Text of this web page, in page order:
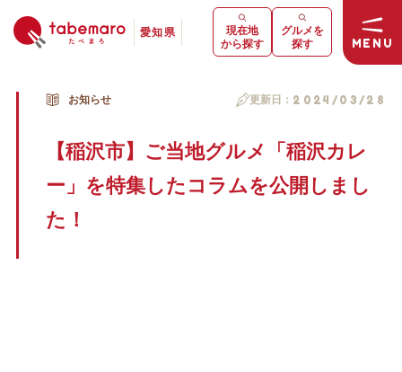
愛知県
MENU
現在地
から探す
グルメを
探す
お知らせ 更新日： 2024/03/28
【稲沢市】ご当地グルメ「稲沢カレ
ー」を特集したコラムを公開しまし
た！